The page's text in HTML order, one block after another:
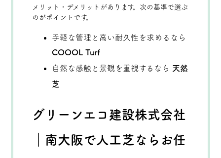
メリット・デメリットがあります。次の基準で選ぶ
のがポイントです。
手軽な管理と高い耐久性を求めるなら
COOOL Turf
自然な感触と景観を重視するなら 天然
芝
グリーンエコ建設株式会社
｜南大阪で人工芝ならお任